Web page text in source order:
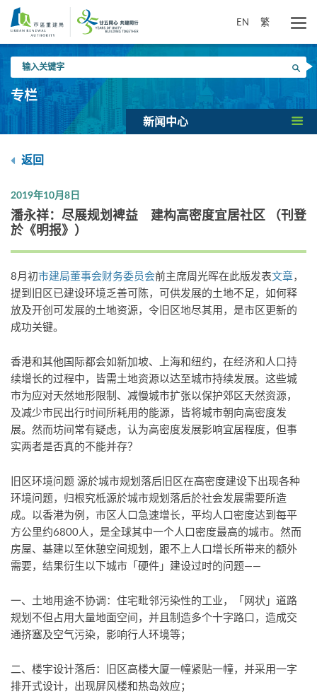
要
EN 繁
入
关
键
搜寻
专栏
新闻中心
返回
2019年10月8日
​潘永祥：尽展规划裨益 建构高密度宜居社区 （刊登
於《明报》）
8月初市建局董事会财务委员会前主席周光晖在此版发表文章，
提到旧区已建设环境乏善可陈，可供发展的土地不足，如何释
放及开创可发展的土地资源，令旧区地尽其用，是市区更新的
成功关键。
香港和其他国际都会如新加坡、上海和纽约，在经济和人口持
续增长的过程中，皆需土地资源以达至城市持续发展。这些城
市为应对天然地形限制、减慢城市扩张以保护郊区天然资源，
及减少市民出行时间所耗用的能源，皆将城市朝向高密度发
展。然而坊间常有疑虑，认为高密度发展影响宜居程度，但事
实两者是否真的不能并存？
旧区环境问题 源於城市规划落后旧区在高密度建设下出现各种
环境问题，归根究柢源於城市规划落后於社会发展需要所造
成。以香港为例，市区人口急速增长，平均人口密度达到每平
方公里约6800人，是全球其中一个人口密度最高的城市。然而
房屋、基建以至休憩空间规划，跟不上人口增长所带来的额外
需要，结果衍生以下城市「硬件」建设过时的问题——
一、土地用途不协调：住宅毗邻污染性的工业，「网状」道路
规划不但占用大量地面空间，并且制造多个十字路口，造成交
通挤塞及空气污染，影响行人环境等；
二、楼宇设计落后：旧区高楼大厦一幢紧贴一幢，并采用一字
排开式设计，出现屏风楼和热岛效应；